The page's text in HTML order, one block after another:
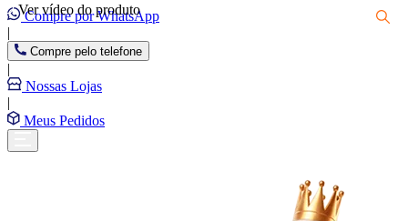
Compre por WhatsApp
|
Compre pelo telefone
|
Nossas Lojas
|
Meus Pedidos
Ver vídeo do produto